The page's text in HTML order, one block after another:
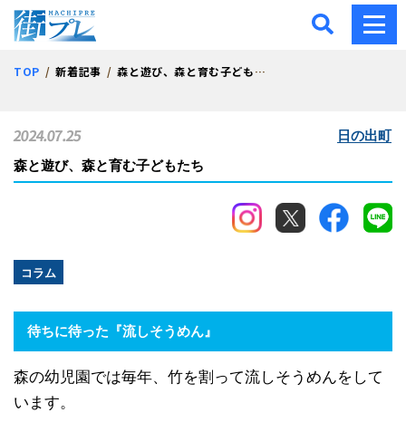
街プレ -東京・西多摩の
TOP 新着記事 森と遊び、森と育む子どもたち
森と遊び、森と育む子どもたち
コラム
2024.07.25 日の出町
待ちに待った『流しそうめん』
森の幼児園では毎年、竹を割って流しそうめんをして
います。